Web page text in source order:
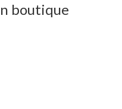
boutique